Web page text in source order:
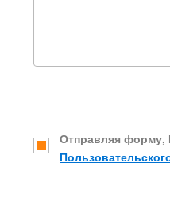
Отправляя форму,